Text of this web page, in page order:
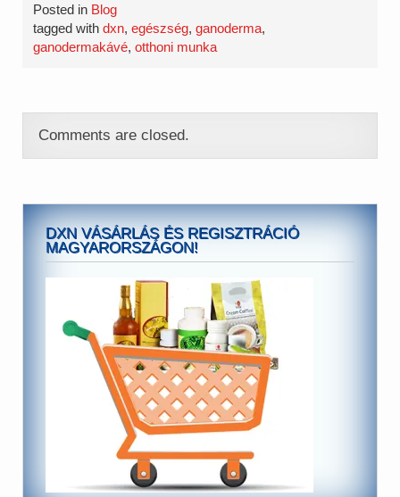
nem sok esély van a szép
kilátás élvezésére, akkor
már a túlélésért kell
Posted in Blog
tagged withdxn,egészség,ganoderma,
ganodermakávé,otthoni munka
Comments are closed.
DXN VÁSÁRLÁS ÉS REGISZTRÁCIÓ
MAGYARORSZÁGON!